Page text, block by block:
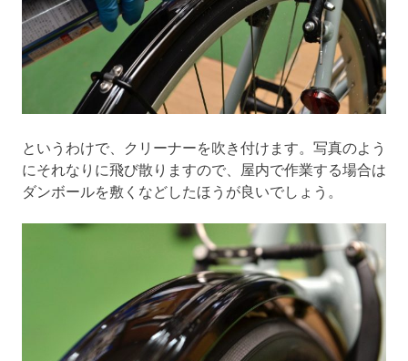
というわけで、クリーナーを吹き付けます。写真のよう
にそれなりに飛び散りますので、屋内で作業する場合は
ダンボールを敷くなどしたほうが良いでしょう。